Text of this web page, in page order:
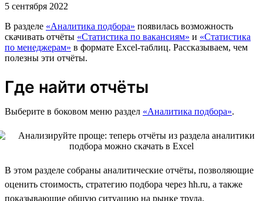
5 сентября 2022
В разделе «Аналитика подбора» появилась возможность
скачивать отчёты «Статистика по вакансиям» и «Статистика
по менеджерам» в формате Excel-таблиц. Рассказываем, чем
полезны эти отчёты.
Где найти отчёты
Выберите в боковом меню раздел «Аналитика подбора».
В этом разделе собраны аналитические отчёты, позволяющие
оценить стоимость, стратегию подбора через hh.ru, а также
показывающие общую ситуацию на рынке труда.